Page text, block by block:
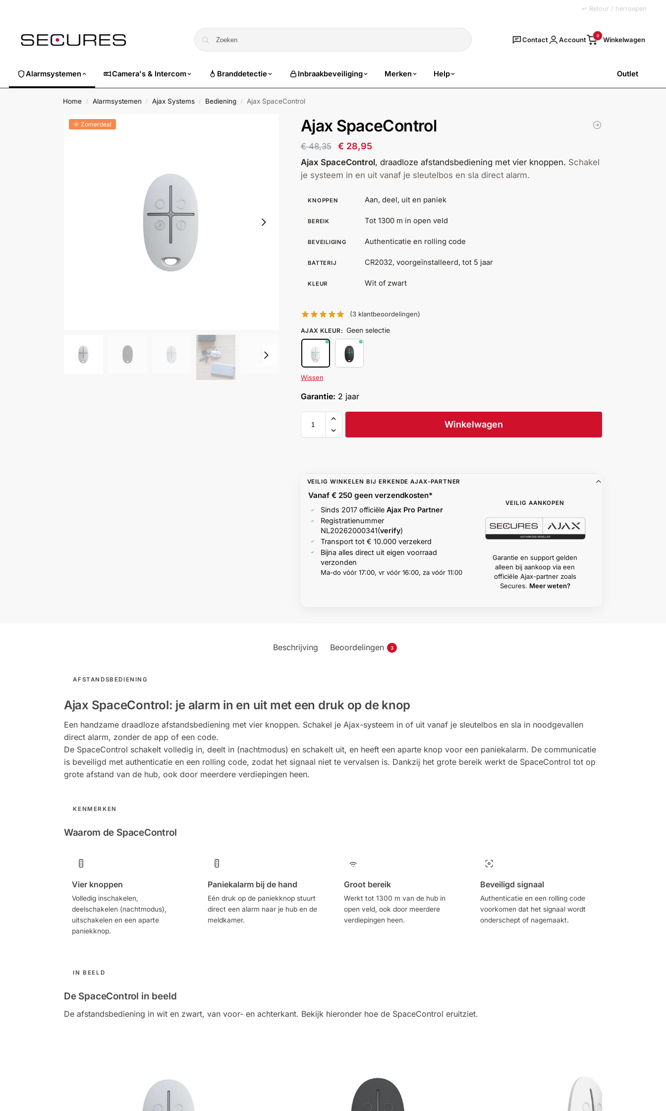
↩ Retour / herroepen
Zoeken
Contact Account 0
Alarmsystemen Camera's & Intercom Branddetectie Inbraakbeveiliging Merken Help Outlet
Home / Alarmsystemen / Ajax Systems / Bediening / Ajax SpaceControl
🌞 Zomerdeal Ajax SpaceControl
€48,35 € 28,95
Ajax SpaceControl, draadloze afstandsbediening met vier knoppen. Schakel
je systeem in en uit vanaf je sleutelbos en sla direct alarm.
KNOPPEN Aan, deel, uit en paniek
BEREIK Tot 1300 m in open veld
BEVEILIGING Authenticatie en rolling code
BATTERIJ CR2032, voorgeïnstalleerd, tot 5 jaar
KLEUR Wit of zwart
(3 klantbeoordelingen)
AJAX KLEUR: Geen selectie
Wissen
Garantie: 2 jaar
Winkelwagen
VEILIG WINKELEN BIJ ERKENDE AJAX-PARTNER
Vanaf € 250 geenverzendkosten*
Sinds 2017 officiële Ajax Pro Partner
Registratienummer
NL20262000341(verify)
Transport tot € 10.000 verzekerd
Bijna alles direct uit eigen voorraad
verzonden
Ma-do vóór 17:00, vr vóór 16:00, za vóór 11:00
VEILIG AANKOPEN
Garantie en support gelden
alleen bij aankoop via een
officiële Ajax-partner zoals
Secures. Meer weten?
Beschrijving Beoordelingen 3
AFSTANDSBEDIENING
Ajax SpaceControl: je alarm in en uit met een druk op de knop
Een handzame draadloze afstandsbediening met vier knoppen. Schakel je Ajax-systeem in of uit vanaf je sleutelbos en sla in noodgevallen
direct alarm, zonder de app of een code.
De SpaceControl schakelt volledig in, deelt in (nachtmodus) en schakelt uit, en heeft een aparte knop voor een paniekalarm. De communicatie
is beveiligd met authenticatie en een rolling code, zodat het signaal niet te vervalsen is. Dankzij het grote bereik werkt de SpaceControl tot op
grote afstand van de hub, ook door meerdere verdiepingen heen.
KENMERKEN
Waarom de SpaceControl
Vier knoppen
Volledig inschakelen,
deelschakelen (nachtmodus),
uitschakelen en een aparte
paniekknop.
Paniekalarm bij de hand
Eén druk op de paniekknop stuurt
direct een alarm naar je hub en de
meldkamer.
Groot bereik
Werkt tot 1300 m van de hub in
open veld, ook door meerdere
verdiepingen heen.
Beveiligd signaal
Authenticatie en een rolling code
voorkomen dat het signaal wordt
onderschept of nagemaakt.
IN BEELD
De SpaceControl in beeld
De afstandsbediening in wit en zwart, van voor- en achterkant. Bekijk hieronder hoe de SpaceControl eruitziet.